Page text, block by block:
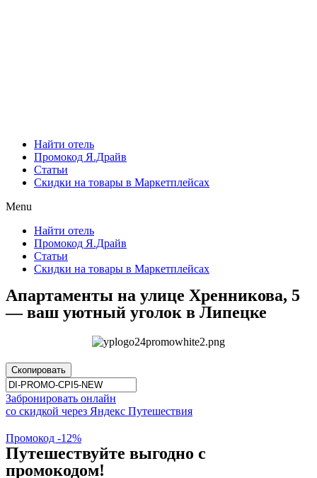
Найти отель
Промокод Я.Драйв
Статьи
Скидки на товары в Маркетплейсах
Menu
Найти отель
Промокод Я.Драйв
Статьи
Скидки на товары в Маркетплейсах
Апартаменты на улице Хренникова, 5
— ваш уютный уголок в Липецке
Скопировать
Забронировать онлайн
со скидкой через Яндекс Путешествия
Промокод -12%
Путешествуйте выгодно с
промокодом!